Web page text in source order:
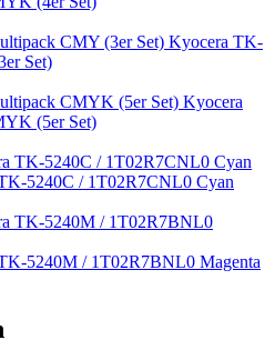
Kyocera TK-
Set)
Kyocera
(5er Set)
5240C / 1T02R7CNL0 Cyan
5240M / 1T02R7BNL0 Magenta